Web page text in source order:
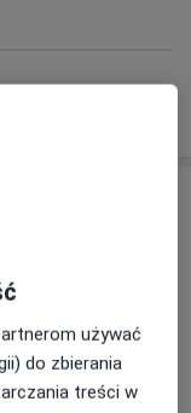
Specjalistów
135
używać
do zbierania
treści w